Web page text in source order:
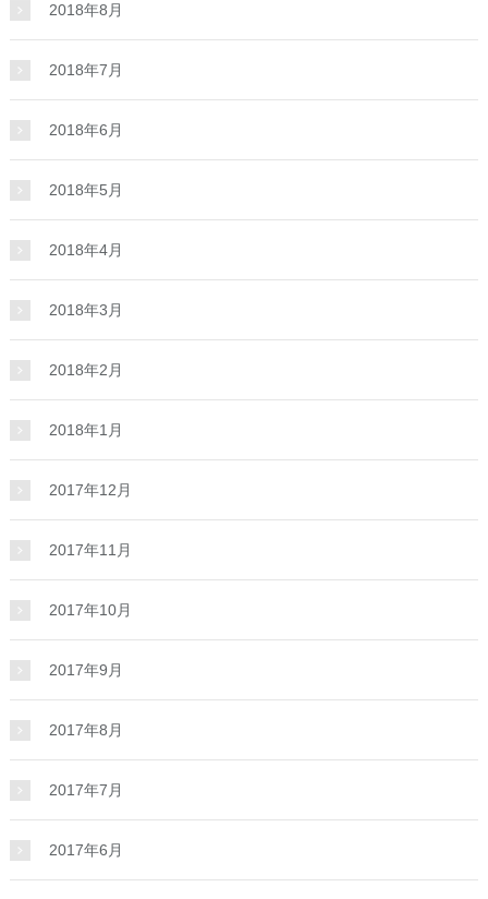
2018年8月
2018年7月
2018年6月
2018年5月
2018年4月
2018年3月
2018年2月
2018年1月
2017年12月
2017年11月
2017年10月
2017年9月
2017年8月
2017年7月
2017年6月